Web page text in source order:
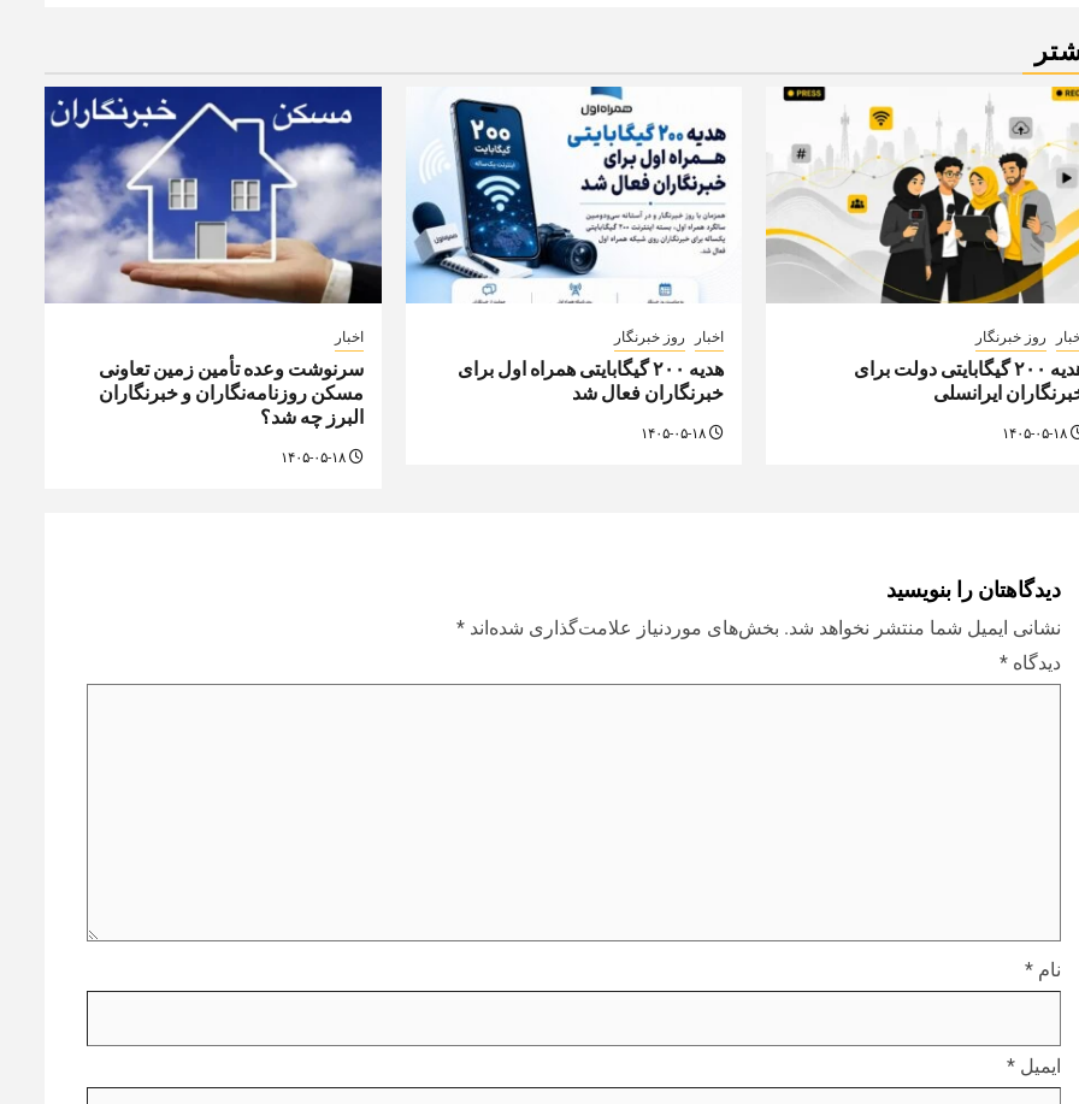
روز خبرنگار
هدیه ۲۰۰ گیگابایتی دولت برای
ایرانسلی
اخبار روز خبرنگار
هدیه ۲۰۰ گیگابایتی همراه اول برای
خبرنگاران فعال شد
۱۴۰۵-۰۵-۱۸
اخبار
سرنوشت وعده تأمین زمین تعاونی
مسکن روزنامه‌نگاران و خبرنگاران
البرز چه شد؟
۱۴۰۵-۰۵-۱۸
دیدگاهتان را بنویسید
نشانی ایمیل شما منتشر نخواهد شد. بخش‌های موردنیاز علامت‌گذاری شده‌اند *
دیدگاه *
نام *
ایمیل *